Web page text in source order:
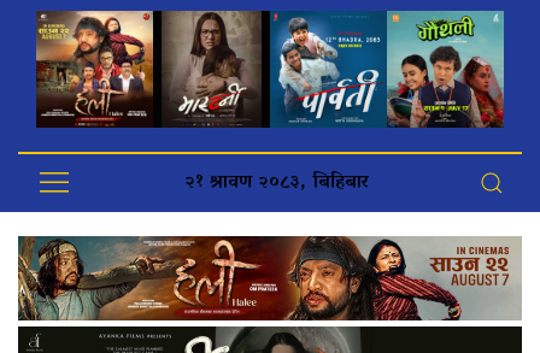
२१ श्रावण २०८३, बिहिबार